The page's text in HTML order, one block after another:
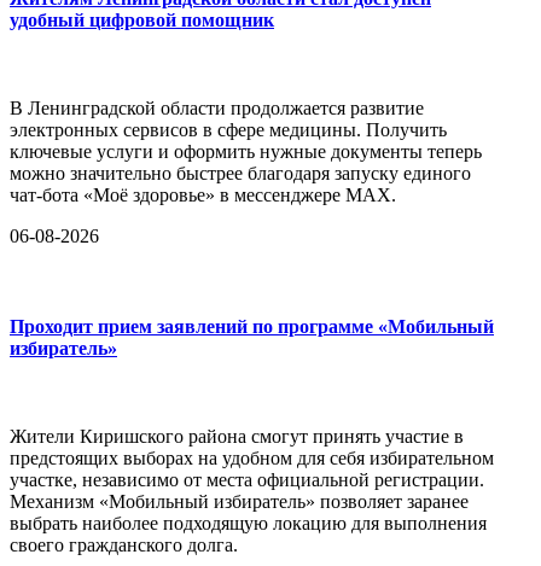
удобный цифровой помощник
В Ленинградской области продолжается развитие
электронных сервисов в сфере медицины. Получить
ключевые услуги и оформить нужные документы теперь
можно значительно быстрее благодаря запуску единого
чат-бота «Моё здоровье» в мессенджере MAX.
06-08-2026
Проходит прием заявлений по программе «Мобильный
избиратель»
Жители Киришского района смогут принять участие в
предстоящих выборах на удобном для себя избирательном
участке, независимо от места официальной регистрации.
Механизм «Мобильный избиратель» позволяет заранее
выбрать наиболее подходящую локацию для выполнения
своего гражданского долга.